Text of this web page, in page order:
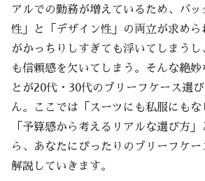
び方
ノートPCや書類をスマー
能性重視の視点
仕切りやポケットの充
さが変わる
軽量素材と持ち運びの
モバイルワークを意識
トレンドに流されない定番
感
アルでの勤務が増えているため、バ
性」と「デザイン性」の両立が求めら
がかっちりしすぎても浮いてしまう
も信頼感を欠いてしまう。そんな絶妙
とが20代・30代のブリーフケース選
ん。ここでは「スーツにも私服にもな
「予算感から考えるリアルな選び方
ら、あなたにぴったりのブリーフケー
解説していきます。